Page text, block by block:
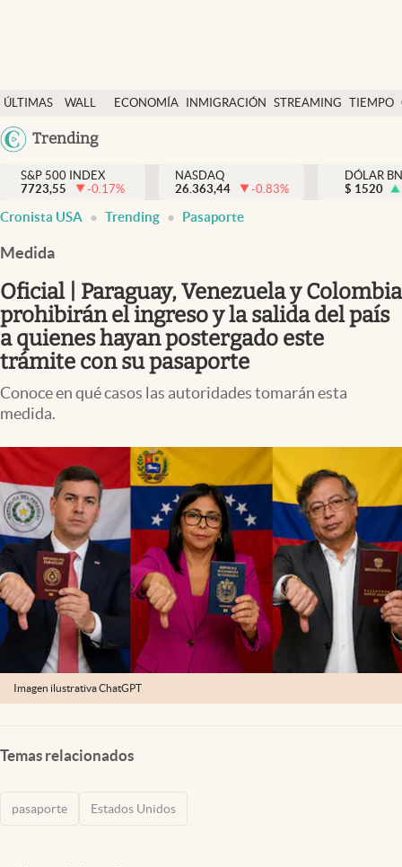
ÚLTIMAS
NOTICIAS
WALL
DÓLAR
ECONOMÍA INMIGRACIÓN STREAMING TIEMPO
México
Trending
Finanzas y economía
Wall Street y dólar
Inmigración
Espiritual
Streaming
Lifestyle
S&P 500 INDEX
7723,55
-0.17%
NASDAQ
26.363,44
-0.83%
DÓLAR
$ 1520
Cronista USA Trending Pasaporte
Medida
Oficial | Paraguay, Venezuela y Colombia
prohibirán el ingreso y la salida del país
a quienes hayan postergado este
trámite con su pasaporte
Conoce en qué casos las autoridades tomarán esta
medida.
Imagen ilustrativa ChatGPT
Temas relacionados
pasaporte Estados Unidos